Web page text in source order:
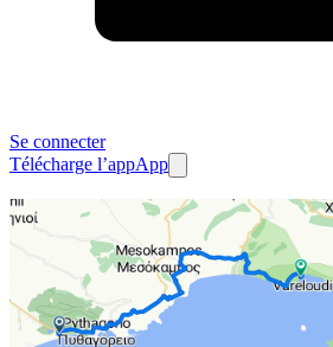
Se connecter
Télécharge l’appApp